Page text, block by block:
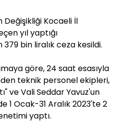
Kocaeli İl
yıl yaptığı
bin liralık ceza kesildi.
göre, 24 saat esasıyla
teknik personel ekipleri,
ve Vali Seddar Yavuz'un
1 Ocak-31 Aralık 2023'te 2
yaptı.